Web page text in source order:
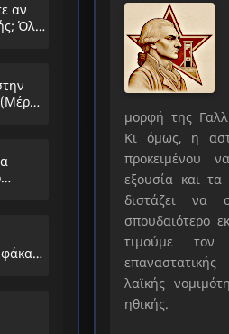
αν
Όλο
μορφή της
Κι όμως, η
προκειμένου
εξουσία και
διστάζει να
σπουδαιότερο
τιμούμε τον
λαϊκής
ηθικής.